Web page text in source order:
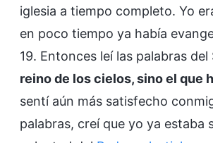
iglesia a tiempo completo. Yo
en poco tiempo ya había
19. Entonces leí las palabras del
reino de los cielos, sino el que
sentí aún más satisfecho
palabras, creí que yo ya estaba